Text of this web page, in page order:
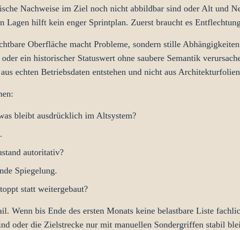
Nachweise im Ziel noch nicht abbildbar sind oder Alt und
Lagen hilft kein enger Sprintplan. Zuerst braucht es
Oberfläche macht Probleme, sondern stille
ein historischer Statuswert ohne saubere Semantik
echten Betriebsdaten entstehen und nicht aus
bleibt ausdrücklich im Altsystem?
autoritativ?
Spiegelung.
statt weitergebaut?
Wenn bis Ende des ersten Monats keine belastbare Liste
oder die Zielstrecke nur mit manuellen Sondergriffen stabil